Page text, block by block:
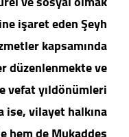
işaret eden Şeyh
kapsamında
düzenlenmekte ve
vefat yıldönümleri
ise, vilayet halkına